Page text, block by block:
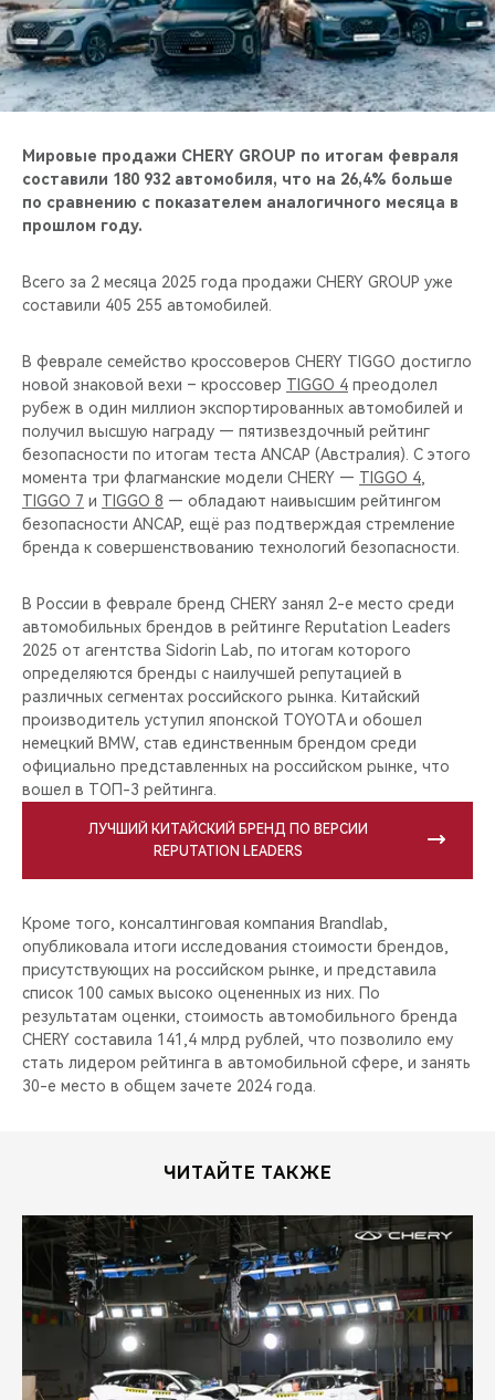
CHERY И СПОРТ
НАШИ МЕРОПРИЯТИЯ
ВИДЕООБЗОРЫ
CHERY ДЛЯ ДЕТЕЙ
Мировые продажи CHERY GROUP по итогам февраля
составили 180 932 автомобиля, что на 26,4% больше
по сравнению с показателем аналогичного месяца в
прошлом году.
Всего за 2 месяца 2025 года продажи CHERY GROUP уже
составили 405 255 автомобилей.
В феврале семейство кроссоверов CHERY TIGGO достигло
новой знаковой вехи – кроссовер TIGGO 4 преодолел
рубеж в один миллион экспортированных автомобилей и
получил высшую награду — пятизвездочный рейтинг
безопасности по итогам теста ANCAP (Австралия). С этого
момента три флагманские модели CHERY — TIGGO 4
TIGGO 7 и TIGGO 8 — обладают наивысшим рейтингом
безопасности ANCAP, ещё раз подтверждая стремление
бренда к совершенствованию технологий безопасности.
В России в феврале бренд CHERY занял 2-е место среди
автомобильных брендов в рейтинге Reputation Leaders
2025 от агентства Sidorin Lab, по итогам которого
определяются бренды с наилучшей репутацией в
различных сегментах российского рынка. Китайский
производитель уступил японской TOYOTA и обошел
немецкий BMW, став единственным брендом среди
официально представленных на российском рынке, что
вошел в ТОП-3 рейтинга.
ЛУЧШИЙ КИТАЙСКИЙ БРЕНД ПО ВЕРСИИ
REPUTATION LEADERS
Кроме того, консалтинговая компания Brandlab,
опубликовала итоги исследования стоимости брендов,
присутствующих на российском рынке, и представила
список 100 самых высоко оцененных из них. По
результатам оценки, стоимость автомобильного бренда
CHERY составила 141,4 млрд рублей, что позволило ему
стать лидером рейтинга в автомобильной сфере, и занять
30-е место в общем зачете 2024 года.
ЧИТАЙТЕ ТАКЖЕ